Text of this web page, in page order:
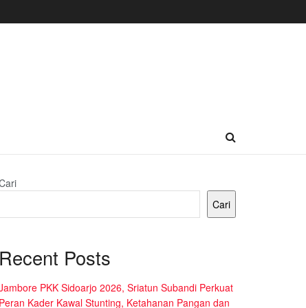
Cari
Recent Posts
PKK Sidoarjo 2026, Sriatun Subandi Perkuat
Peran Kader Kawal Stunting, Ketahanan Pangan dan